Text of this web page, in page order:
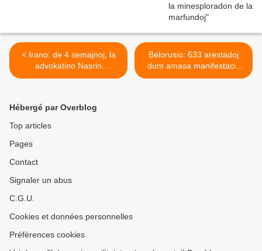
< Irano: de 4 semajnoj, la
advokatino Nasrin
Sotoudeh daŭrigas sian
Belorusio: 633 arestadoj
dum amasa manifestacio
kontraŭ Lukaŝenko >
Hébergé par Overblog
Top articles
Pages
Contact
Signaler un abus
C.G.U.
Cookies et données personnelles
Préférences cookies